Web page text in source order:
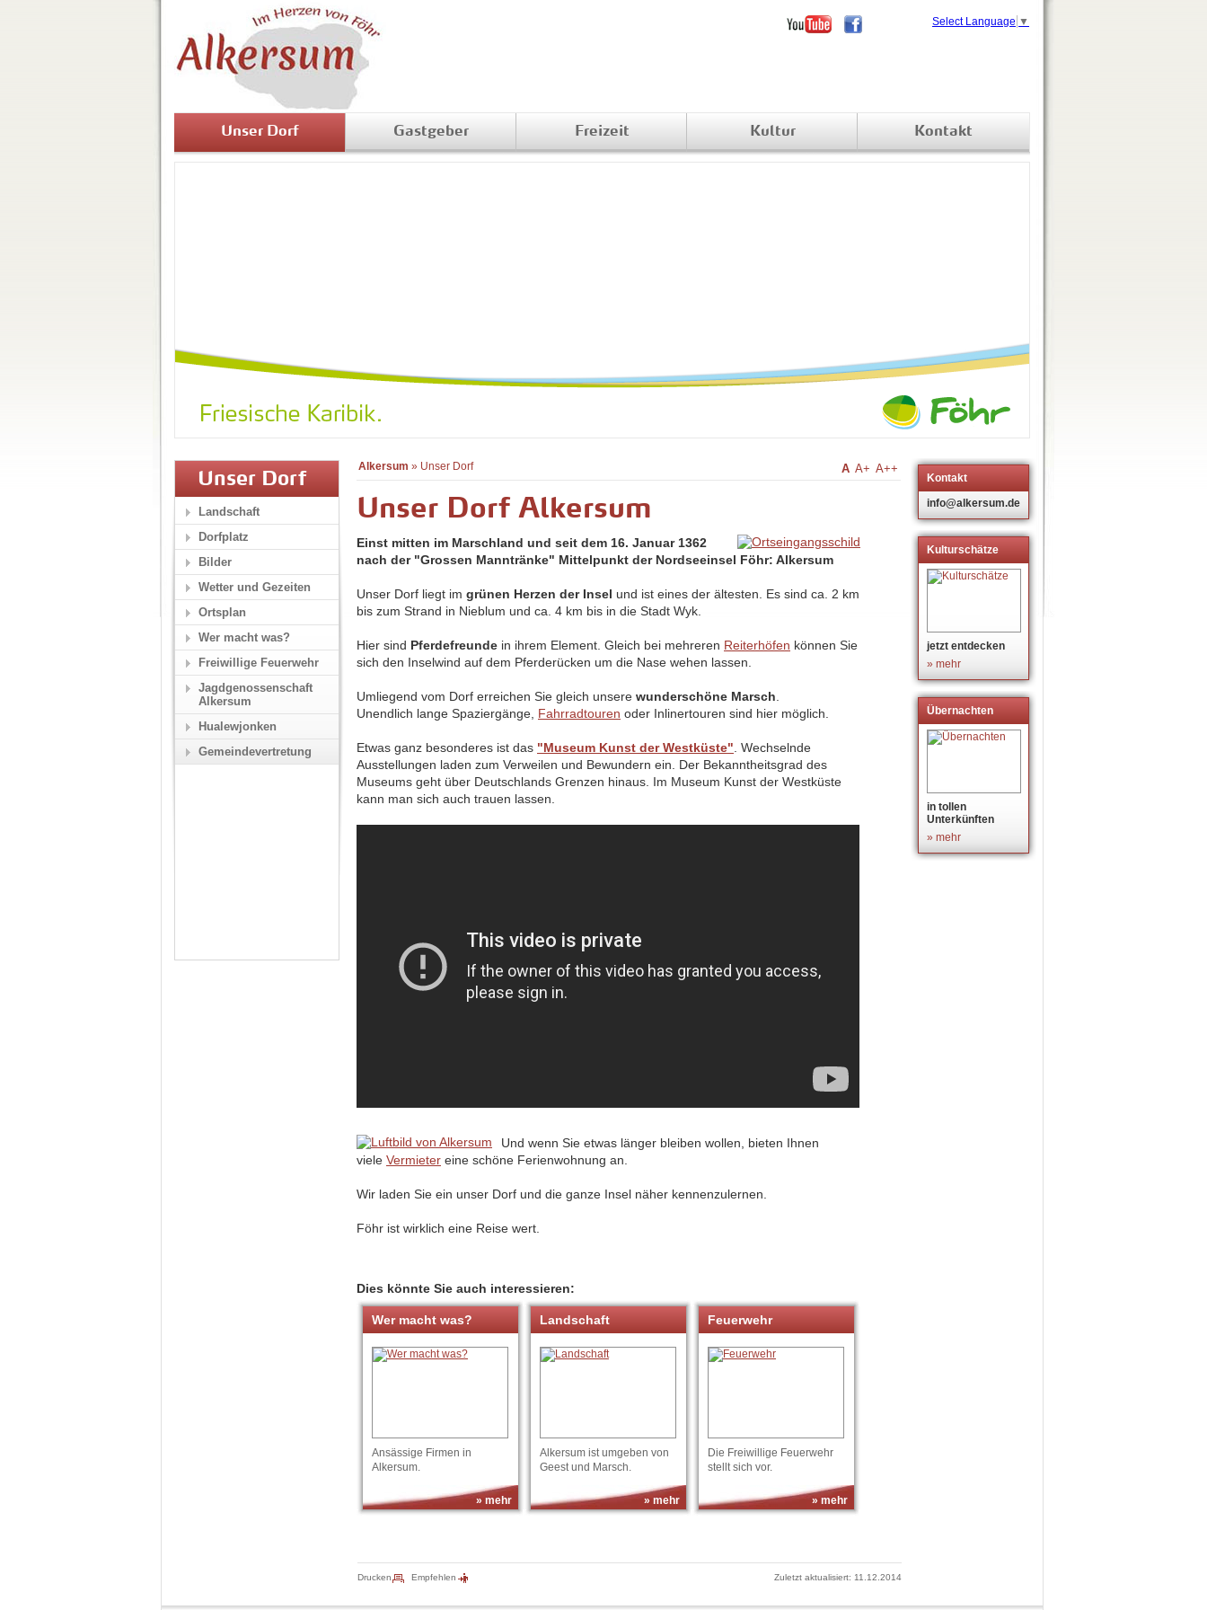
Unser Dorf Gastgeber Freizeit Kultur Kontakt
Alkersum » Unser Dorf A A+ A++
Unser Dorf Alkersum
Einst mitten im Marschland und seit dem 16. Januar 1362
nach der "Grossen Manntränke" Mittelpunkt der Nordseeinsel Föhr: Alkersum
Unser Dorf liegt im grünen Herzen der Insel und ist eines der ältesten. Es sind ca. 2 km
bis zum Strand in Nieblum und ca. 4 km bis in die Stadt Wyk.
Hier sind Pferdefreunde in ihrem Element. Gleich bei mehreren Reiterhöfen können Sie
sich den Inselwind auf dem Pferderücken um die Nase wehen lassen.
Umliegend vom Dorf erreichen Sie gleich unsere wunderschöne Marsch
Unendlich lange Spaziergänge, Fahrradtouren oder Inlinertouren sind hier möglich.
Etwas ganz besonderes ist das "Museum Kunst der Westküste" . Wechselnde
Ausstellungen laden zum Verweilen und Bewundern ein. Der Bekanntheitsgrad des
Museums geht über Deutschlands Grenzen hinaus. Im Museum Kunst der Westküste
kann man sich auch trauen lassen.
Und wenn Sie etwas länger bleiben wollen, bieten Ihnen
viele Vermieter eine schöne Ferienwohnung an.
Wir laden Sie ein unser Dorf und die ganze Insel näher kennenzulernen.
Föhr ist wirklich eine Reise wert.
Dies könnte Sie auch interessieren:
Wer macht was?
Ansässige Firmen in
Alkersum.
» mehr
Landschaft
Alkersum ist umgeben von
Geest und Marsch.
» mehr
Feuerwehr
Die Freiwillige Feuerwehr
stellt sich vor.
» mehr
Kontakt
info@alkersum.de
Kulturschätze
jetzt entdecken
» mehr
Übernachten
in tollen
Unterkünften
» mehr
Unser Dorf
Landschaft
Dorfplatz
Bilder
Wetter und Gezeiten
Ortsplan
Wer macht was?
Freiwillige Feuerwehr
Jagdgenossenschaft
Alkersum
Hualewjonken
Gemeindevertretung
Select Language ▼
Drucken Empfehlen Zuletzt aktualisiert: 11.12.2014